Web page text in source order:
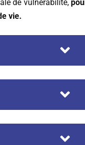
de vulnérabilité,
vie.